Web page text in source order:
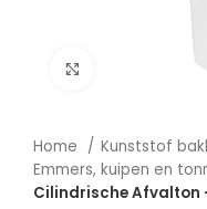
Afbeelding
Home
Kunststof
Emmers, kuipen en
Cilindrische Afvalton